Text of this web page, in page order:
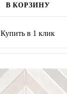
В КОРЗИНУ
Купить в 1 клик